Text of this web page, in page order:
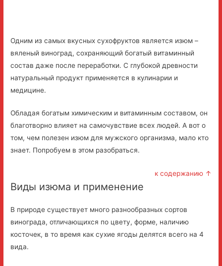
Одним из самых вкусных сухофруктов является изюм –
вяленый виноград, сохраняющий богатый витаминный
состав даже после переработки. С глубокой древности
натуральный продукт применяется в кулинарии и
медицине.
Обладая богатым химическим и витаминным составом, он
благотворно влияет на самочувствие всех людей. А вот о
том, чем полезен изюм для мужского организма, мало кто
знает. Попробуем в этом разобраться.
к содержанию ↑
Виды изюма и применение
В природе существует много разнообразных сортов
винограда, отличающихся по цвету, форме, наличию
косточек, в то время как сухие ягоды делятся всего на 4
вида.